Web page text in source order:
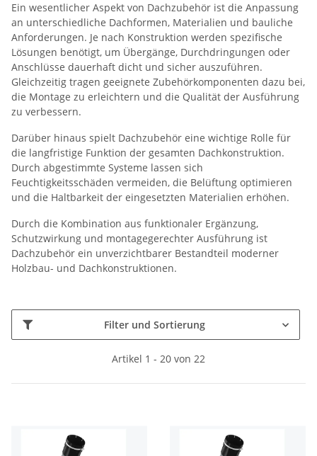
Ein wesentlicher Aspekt von Dachzubehör ist die Anpassung
an unterschiedliche Dachformen, Materialien und bauliche
Anforderungen. Je nach Konstruktion werden spezifische
Lösungen benötigt, um Übergänge, Durchdringungen oder
Anschlüsse dauerhaft dicht und sicher auszuführen.
Gleichzeitig tragen geeignete Zubehörkomponenten dazu bei,
die Montage zu erleichtern und die Qualität der Ausführung
zu verbessern.
Darüber hinaus spielt Dachzubehör eine wichtige Rolle für
die langfristige Funktion der gesamten Dachkonstruktion.
Durch abgestimmte Systeme lassen sich
Feuchtigkeitsschäden vermeiden, die Belüftung optimieren
und die Haltbarkeit der eingesetzten Materialien erhöhen.
Durch die Kombination aus funktionaler Ergänzung,
Schutzwirkung und montagegerechter Ausführung ist
Dachzubehör ein unverzichtbarer Bestandteil moderner
Holzbau- und Dachkonstruktionen.
Filter und Sortierung
Artikel 1 - 20 von 22